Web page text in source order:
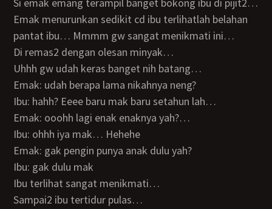
Emak menurunkan sedikit cd ibu terlihatlah belahan
pantat ibu… Mmmm gw sangat menikmati ini…
Di remas2 dengan olesan minyak…
Uhhh gw udah keras banget nih batang…
Emak: udah berapa lama nikahnya neng?
Ibu: hahh? Eeee baru mak baru setahun lah…
Emak: ooohh lagi enak enaknya yah?…
Ibu: ohhh iya mak… Hehehe
Emak: gak pengin punya anak dulu yah?
Ibu: gak dulu mak
Ibu terlihat sangat menikmati…
Sampai2 ibu tertidur pulas…